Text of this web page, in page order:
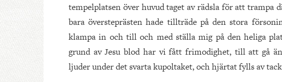
tempelplatsen över huvud taget av rädsla för att trampa
bara översteprästen hade tillträde på den stora
klampa in och till och med ställa mig på den heliga
grund av Jesu blod har vi fått frimodighet, till att gå
ljuder under det svarta kupoltaket, och hjärtat fylls av